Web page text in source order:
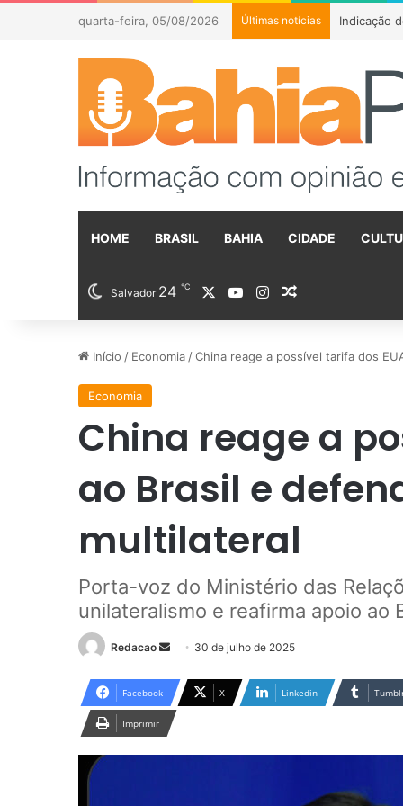
quarta-feira, 05/08/2026 Últimas notícias
HOME BRASIL BAHIA CIDADE
Salvador 24 ℃ YouTubeInstagram
Início / Economia /China reage a possível tarifa dos
Economia
China reage a
ao Brasil e
multilateral
Porta-voz do Ministério das
unilateralismo e reafirma apoio ao
Redacao
n
d
u
30 de julho de 2025
Facebook X Linkedin
Imprimir